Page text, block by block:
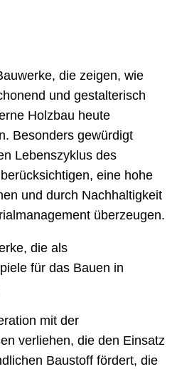
die zeigen, wie
und gestalterisch
Holzbau heute
Besonders gewürdigt
Lebenszyklus des
eine hohe
und durch Nachhaltigkeit
überzeugen.
die als
für das Bauen in
mit der
verliehen, die den Einsatz
Baustoff fördert, die